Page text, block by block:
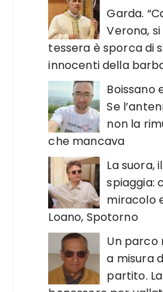
Garda.
Verona,
tessera è sporca di
innocenti della
Boissano
Se
non la
che mancava
La suora,
spiaggia:
miracolo
Loano, Spotorno
Un parco
a misura
partito.